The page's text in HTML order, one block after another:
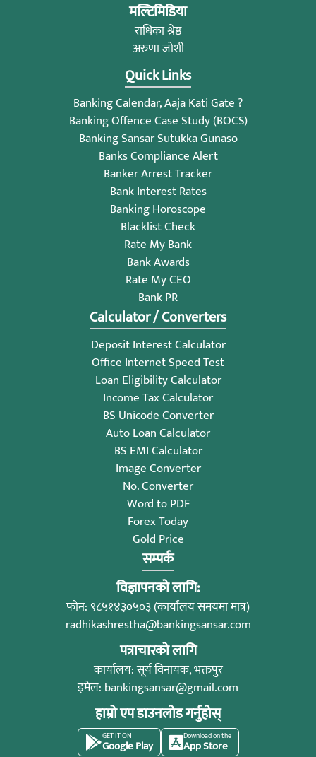
मल्टिमिडिया
राधिका श्रेष्ठ
अरुणा जोशी
Quick Links
Banking Calendar, Aaja Kati Gate ?
Banking Offence Case Study (BOCS)
Banking Sansar Sutukka Gunaso
Banks Compliance Alert
Banker Arrest Tracker
Bank Interest Rates
Banking Horoscope
Blacklist Check
Rate My Bank
Bank Awards
Rate My CEO
Bank PR
Calculator / Converters
Deposit Interest Calculator
Office Internet Speed Test
Loan Eligibility Calculator
Income Tax Calculator
BS Unicode Converter
Auto Loan Calculator
BS EMI Calculator
Image Converter
No. Converter
Word to PDF
Forex Today
Gold Price
सम्पर्क
विज्ञापनको लागि:
फोन: ९८५१४३०५०३ (कार्यालय समयमा मात्र)
radhikashrestha@bankingsansar.com
पत्राचारको लागि
कार्यालय: सूर्य विनायक, भक्तपुर
इमेल: bankingsansar@gmail.com
हाम्रो एप डाउनलोड गर्नुहोस्
GET IT ON
Google Play
Download on the
App Store